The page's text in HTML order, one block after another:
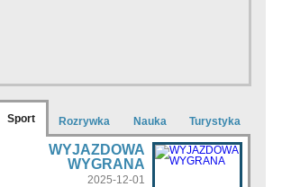
Sport Rozrywka Nauka Turystyka
WYJAZDOWA
WYGRANA
2025-12-01